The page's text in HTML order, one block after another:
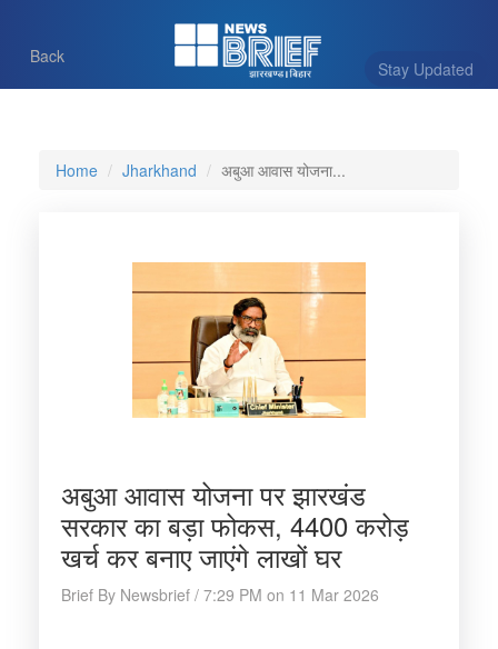
Stay Updated
Back
Home Jharkhand अबुआ आवास योजना...
अबुआ आवास योजना पर झारखंड
सरकार का बड़ा फोकस, 4400 करोड़
खर्च कर बनाए जाएंगे लाखों घर
Brief By Newsbrief / 7:29 PM on 11 Mar 2026